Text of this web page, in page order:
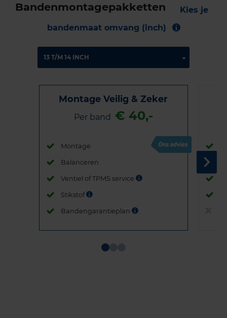
Bandenmontagepakketten
Kies je
bandenmaat omvang (inch)
Montage Veilig & Zeker
Per band € 40,-
Montage
Balanceren
Ventiel of TPMS service
Stikstof
Bandengarantieplan